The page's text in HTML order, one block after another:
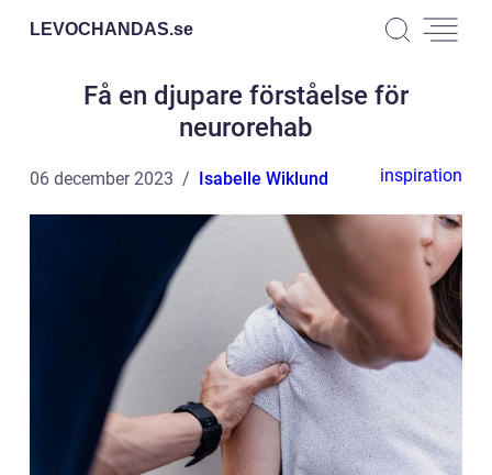
LEVOCHANDAS.se
Få en djupare förståelse för
neurorehab
06 december 2023 Isabelle Wiklund inspiration